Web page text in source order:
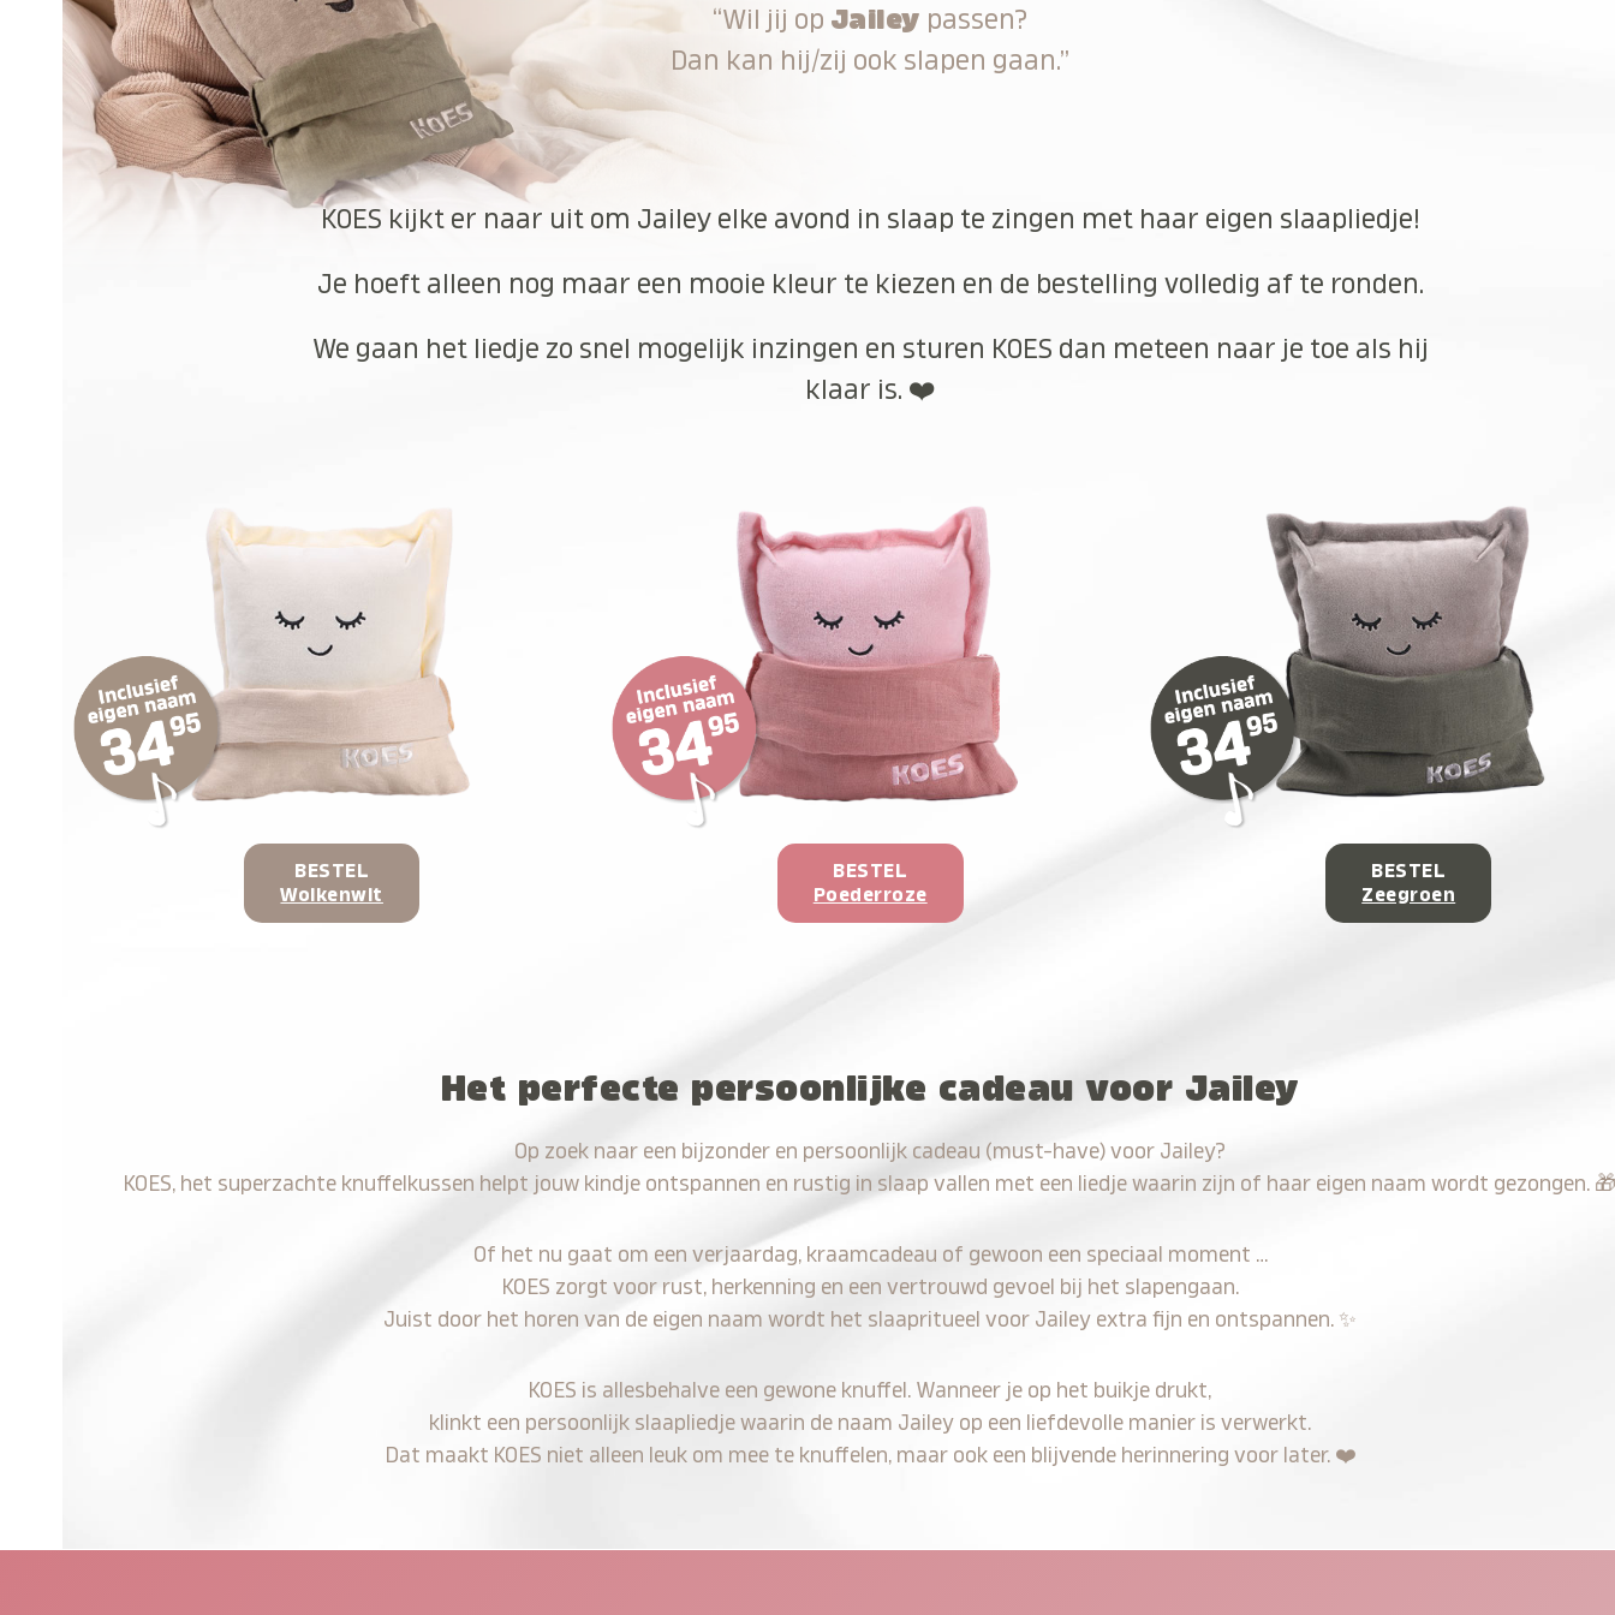
“Wil jij op Jailey passen?
Dan kan hij/zij ook slapen gaan.”
KOES kijkt er naar uit om Jailey elke avond in slaap te zingen met haar eigen slaapliedje!
Je hoeft alleen nog maar een mooie kleur te kiezen en de bestelling volledig af te ronden.
We gaan het liedje zo snel mogelijk inzingen en sturen KOES dan meteen naar je toe als hij
klaar is. ❤️
BESTEL
Wolkenwit
BESTEL
Poederroze
BESTEL
Zeegroen
Het perfecte persoonlijke cadeau voor Jailey
Op zoek naar een bijzonder en persoonlijk cadeau (must-have) voor Jailey?
KOES, het superzachte knuffelkussen helpt jouw kindje ontspannen en rustig in slaap vallen met een liedje waarin zijn of haar eigen naam wordt gezongen.
Of het nu gaat om een verjaardag, kraamcadeau of gewoon een speciaal moment …
KOES zorgt voor rust, herkenning en een vertrouwd gevoel bij het slapengaan.
Juist door het horen van de eigen naam wordt het slaapritueel voor Jailey extra fijn en ontspannen. ✨
KOES is allesbehalve een gewone knuffel. Wanneer je op het buikje drukt,
klinkt een persoonlijk slaapliedje waarin de naam Jailey op een liefdevolle manier is verwerkt.
Dat maakt KOES niet alleen leuk om mee te knuffelen, maar ook een blijvende herinnering voor later. ❤️